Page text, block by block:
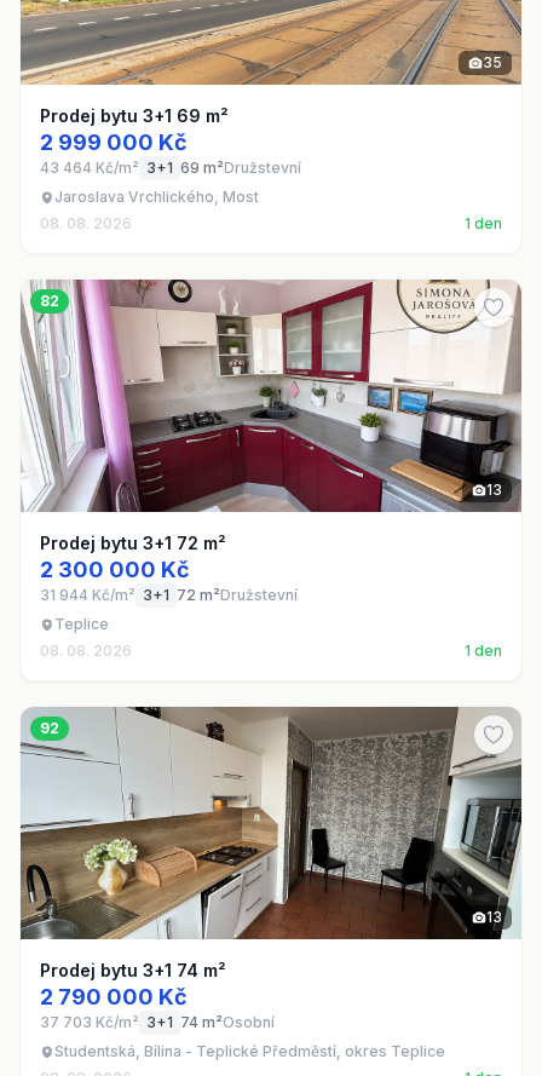
35
Prodej bytu 3+1 69 m²
2 999 000 Kč
43 464 Kč/m² 3+1 69 m²Družstevní
Jaroslava Vrchlického, Most
08. 08. 2026
1 den
82
13
Prodej bytu 3+1 72 m²
2 300 000 Kč
31 944 Kč/m² 3+1 72 m²Družstevní
Teplice
08. 08. 2026
1 den
92
13
Prodej bytu 3+1 74 m²
2 790 000 Kč
37 703 Kč/m² 3+1 74 m²Osobní
Studentská, Bílina - Teplické Předměstí, okres Teplice